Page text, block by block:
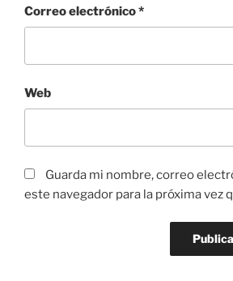
Correo electrónico*
Web
Guarda mi nombre, correo
este navegador para la próxima vez